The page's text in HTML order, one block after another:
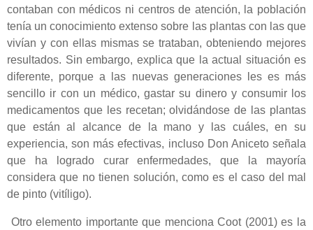
contaban con médicos ni centros de atención, la población
tenía un conocimiento extenso sobre las plantas con las que
vivían y con ellas mismas se trataban, obteniendo mejores
resultados. Sin embargo, explica que la actual situación es
diferente, porque a las nuevas generaciones les es más
sencillo ir con un médico, gastar su dinero y consumir los
medicamentos que les recetan; olvidándose de las plantas
que están al alcance de la mano y las cuáles, en su
experiencia, son más efectivas, incluso Don Aniceto señala
que ha logrado curar enfermedades, que la mayoría
considera que no tienen solución, como es el caso del mal
de pinto (vitíligo).
Otro elemento importante que menciona Coot (2001) es la